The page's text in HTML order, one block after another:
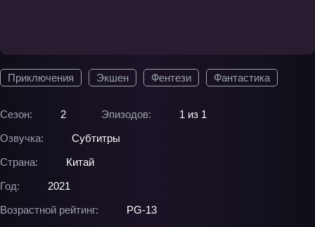
Приключения Экшен Фентези Фантастика
Сезон: 2 Эпизодов:
1 из 1
Озвучка:
Субтитры
Страна:
Китай
Год:
2021
Возрастной рейтинг:
PG-13